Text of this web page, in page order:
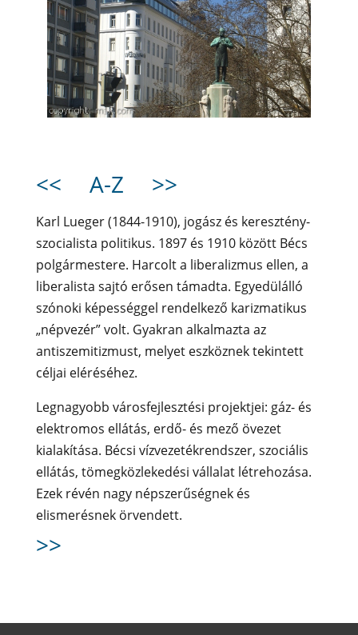
<< A-Z >>
Karl Lueger (1844-1910), jogász és keresztény-
szocialista politikus. 1897 és 1910 között Bécs
polgármestere. Harcolt a liberalizmus ellen, a
liberalista sajtó erősen támadta. Egyedülálló
szónoki képességgel rendelkező karizmatikus
„népvezér” volt. Gyakran alkalmazta az
antiszemitizmust, melyet eszköznek tekintett
céljai eléréséhez.
Legnagyobb városfejlesztési projektjei: gáz- és
elektromos ellátás, erdő- és mező övezet
kialakítása. Bécsi vízvezetékrendszer, szociális
ellátás, tömegközlekedési vállalat létrehozása.
Ezek révén nagy népszerűségnek és
elismerésnek örvendett.
>>